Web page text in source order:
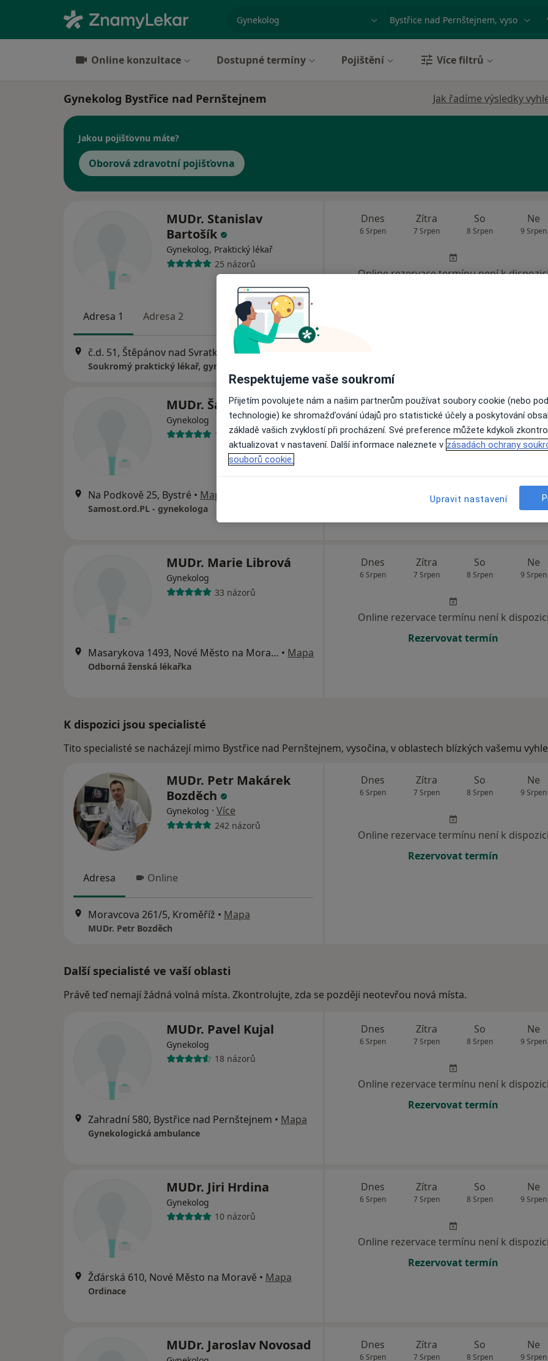
Město nebo region
Online konzultace Dostupné termíny Pojištění Více filtrů
Gynekolog Bystřice nad Pernštejnem Jak řadíme výsledky
Jakou pojišťovnu máte?
Oborová zdravotní pojišťovna
MUDr. Stanislav
Bartošík
Gynekolog, Praktický lékař
25 názorů
Adresa 1 Adresa 2
č.d. 51, Štěpánov nad Svratkou •Mapa
Soukromý praktický lékař, gynekolog
Dnes
6 Srpen
Zítra
7 Srpen
So
8 Srpen
Ne
9 Srpen
Online rezervace termínu není k
MUDr. Šárka Divišová
Gynekolog
13 názorů
Na Podkově 25, Bystré • Mapa
Samost.ord.PL - gynekologa
Dnes
6 Srpen
Zítra
7 Srpen
So
8 Srpen
Ne
9 Srpen
MUDr. Marie Librová
Gynekolog
33 názorů
Masarykova 1493, Nové Město na Moravě • Mapa
Odborná ženská lékařka
Dnes
6 Srpen
Zítra
7 Srpen
So
8 Srpen
Ne
9 Srpen
Online rezervace termínu není k dispozici
Rezervovat termín
K dispozici jsou specialisté
Tito specialisté se nacházejí mimo Bystřice nad Pernštejnem, vysočina, v oblastech blízkých vašemu
MUDr. Petr Makárek
Bozděch
Gynekolog · Více
242 názorů
Adresa Online
Moravcova 261/5, Kroměříž • Mapa
MUDr. Petr Bozděch
Dnes
6 Srpen
Zítra
7 Srpen
So
8 Srpen
Ne
9 Srpen
Online rezervace termínu není k dispozici
Rezervovat termín
Další specialisté ve vaší oblasti
Právě teď nemají žádná volná místa. Zkontrolujte, zda se později neotevřou nová místa.
MUDr. Pavel Kujal
Gynekolog
18 názorů
Zahradní 580, Bystřice nad Pernštejnem • Mapa
Gynekologická ambulance
Dnes
6 Srpen
Zítra
7 Srpen
So
8 Srpen
Ne
9 Srpen
Online rezervace termínu není k dispozici
Rezervovat termín
MUDr. Jiri Hrdina
Gynekolog
10 názorů
Žďárská 610, Nové Město na Moravě • Mapa
Ordinace
Dnes
6 Srpen
Zítra
7 Srpen
So
8 Srpen
Ne
9 Srpen
Online rezervace termínu není k dispozici
Rezervovat termín
MUDr. Jaroslav Novosad Dnes
6 Srpen
Zítra
7 Srpen
So
8 Srpen
Ne
9 Srpen
Respektujeme vaše soukromí
Přijetím povolujete nám a našim partnerům používat soubory cookie (nebo
technologie) ke shromažďování údajů pro statistické účely a poskytování
základě vašich zvyklostí při procházení. Své preference můžete kdykoli
aktualizovat v nastavení. Další informace naleznete v zásadách ochrany
souborů cookie.
Upravit nastavení